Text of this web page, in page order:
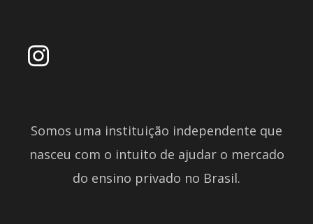
Somos uma instituição independente que
nasceu com o intuito de ajudar o mercado
do ensino privado no Brasil.